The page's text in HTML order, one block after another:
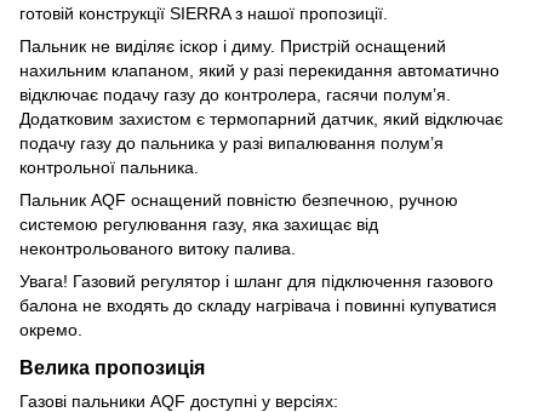
готовій конструкції SIERRA з нашої пропозиції.
Пальник не виділяє іскор і диму. Пристрій оснащений
нахильним клапаном, який у разі перекидання автоматично
відключає подачу газу до контролера, гасячи полум’я.
Додатковим захистом є термопарний датчик, який відключає
подачу газу до пальника у разі випалювання полум’я
контрольної пальника.
Пальник AQF оснащений повністю безпечною, ручною
системою регулювання газу, яка захищає від
неконтрольованого витоку палива.
Увага! Газовий регулятор і шланг для підключення газового
балона не входять до складу нагрівача і повинні купуватися
окремо.
Велика пропозиція
Газові пальники AQF доступні у версіях: